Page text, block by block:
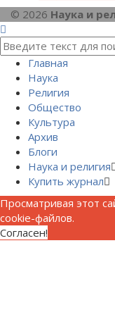
© 2026 Наука и
Главная
Наука
Религия
Общество
Культура
Архив
Блоги
Наука и религия
Купить журнал
Просматривая этот
cookie-файлов.
Согласен!